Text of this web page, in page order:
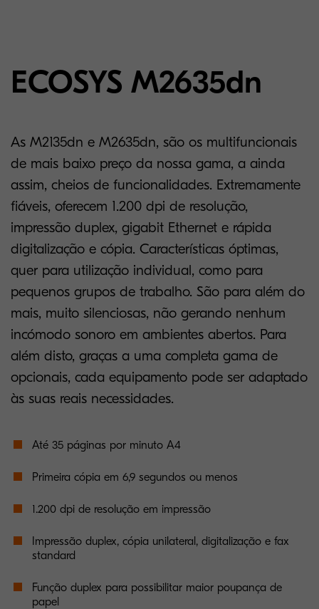
ECOSYS M2635dn
As M2135dn e M2635dn, são os multifuncionais
de mais baixo preço da nossa gama, a ainda
assim, cheios de funcionalidades. Extremamente
fiáveis, oferecem 1.200 dpi de resolução,
impressão duplex, gigabit Ethernet e rápida
digitalização e cópia. Características óptimas,
quer para utilização individual, como para
pequenos grupos de trabalho. São para além do
mais, muito silenciosas, não gerando nenhum
incómodo sonoro em ambientes abertos. Para
além disto, graças a uma completa gama de
opcionais, cada equipamento pode ser adaptado
às suas reais necessidades.
Até 35 páginas por minuto A4
Primeira cópia em 6,9 segundos ou menos
1.200 dpi de resolução em impressão
Impressão duplex, cópia unilateral, digitalização e fax
standard
Função duplex para possibilitar maior poupança de
papel